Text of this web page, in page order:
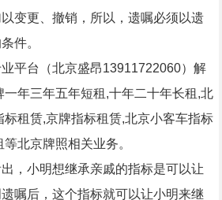
变更、撤销，所以，遗嘱必须以遗
件。
平台（北京盛昂13911722060）解
年三年五年短租,十年二十年长租,北
租赁,京牌指标租赁,北京小客车指标
北京牌照相关业务。
，小明想继承亲戚的指标是可以让
嘱后，这个指标就可以让小明来继